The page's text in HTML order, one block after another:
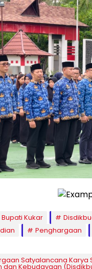
Bupati Kukar
Penghargaan
Satyalancana Karya
dan Kebudayaan